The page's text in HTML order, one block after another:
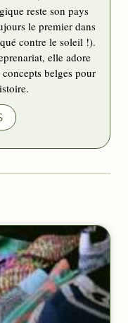
reste son pays
le premier dans
contre le soleil !).
elle adore
belges pour